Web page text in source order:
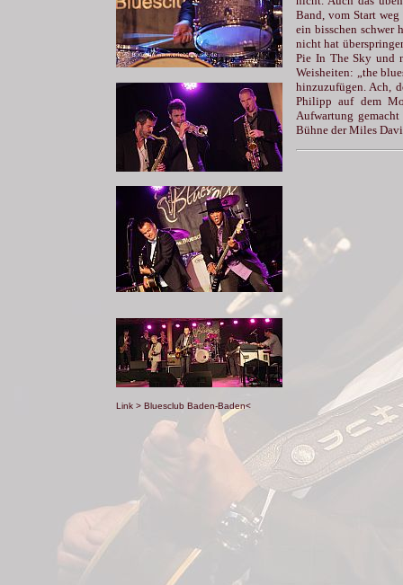
Link > Bluesclub Baden-Baden<
Band, vom Start
ein bisschen schwer
nicht hat
Pie In The Sky und
Weisheiten: „the
hinzuzufügen. Ach,
Philipp auf dem
Aufwartung
Bühne der Miles